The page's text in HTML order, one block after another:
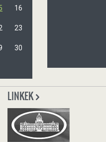
16
23
30
LINKEK